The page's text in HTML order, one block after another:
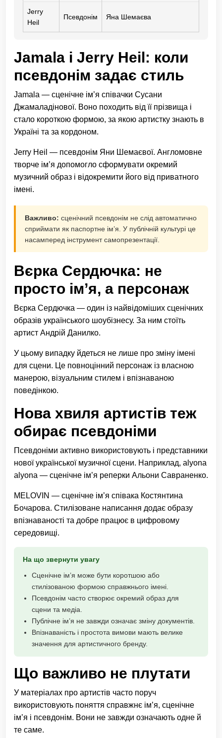
Jerry
Heil
Псевдонім Яна Шемаєва
Jamala і Jerry Heil: коли
псевдонім задає стиль
Jamala — сценічне ім’я співачки Сусани
Джамаладінової. Воно походить від її прізвища і
стало короткою формою, за якою артистку знають в
Україні та за кордоном.
Jerry Heil — псевдонім Яни Шемаєвої. Англомовне
творче ім’я допомогло сформувати окремий
музичний образ і відокремити його від приватного
імені.
Важливо: сценічний псевдонім не слід автоматично
сприймати як паспортне ім’я. У публічній культурі це
насамперед інструмент самопрезентації.
Вєрка Сердючка: не
просто ім’я, а персонаж
Вєрка Сердючка — один із найвідоміших сценічних
образів українського шоубізнесу. За ним стоїть
артист Андрій Данилко.
У цьому випадку йдеться не лише про зміну імені
для сцени. Це повноцінний персонаж із власною
манерою, візуальним стилем і впізнаваною
поведінкою.
Нова хвиля артистів теж
обирає псевдоніми
Псевдоніми активно використовують і представники
нової української музичної сцени. Наприклад, alyona
alyona — сценічне ім’я реперки Альони Савраненко.
MELOVIN — сценічне ім’я співака Костянтина
Бочарова. Стилізоване написання додає образу
впізнаваності та добре працює в цифровому
середовищі.
На що звернути увагу
Сценічне ім’я може бути коротшою або
стилізованою формою справжнього імені.
Псевдонім часто створює окремий образ для
сцени та медіа.
Публічне ім’я не завжди означає зміну документів.
Впізнаваність і простота вимови мають велике
значення для артистичного бренду.
Що важливо не плутати
У матеріалах про артистів часто поруч
використовують поняття справжнє ім’я, сценічне
ім’я і псевдонім. Вони не завжди означають одне й
те саме.